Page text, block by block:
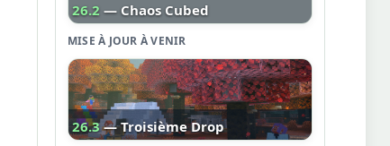
26.2 — Chaos Cubed
MISE À JOUR À VENIR
26.3 — Troisième Drop